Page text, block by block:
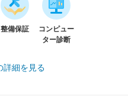
整備保証
コンピュー
ター診断
詳細を見る